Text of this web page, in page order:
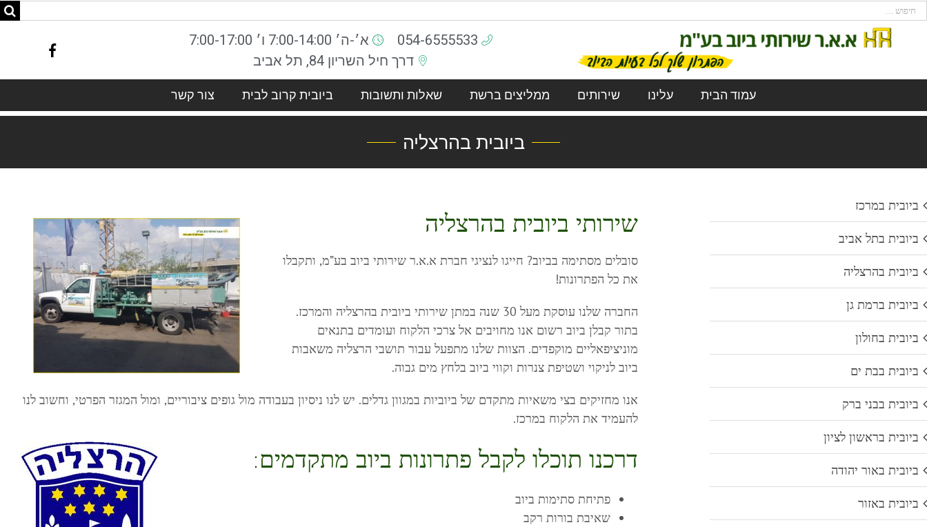
054-6555533
א׳-ה׳ 7:00-14:00 ו׳ 7:00-17:00
דרך חיל השריון 84, תל אביב
עמוד הבית עלינו שירותים ממליצים ברשת שאלות ותשובות ביובית קרוב לבית צור קשר
ביובית בהרצליה
שירותי ביובית בהרצליה
סובלים מסתימה בביוב? חייגו לנציגי חברת א.א.ר שירותי ביוב בע”מ, ותקבלו
את כל הפתרונות!
החברה שלנו עוסקת מעל 30 שנה במתן שירותי ביובית בהרצליה והמרכז.
בתור קבלן ביוב רשום אנו מחויבים אל צרכי הלקוח ועומדים בתנאים
מוניציפאליים מוקפדים. הצוות שלנו מתפעל עבור תושבי הרצליה משאבות
ביוב לניקוי ושטיפת צנרות וקווי ביוב בלחץ מים גבוה.
אנו מחזיקים בצי משאיות מתקדם של ביוביות במגוון גדלים. יש לנו ניסיון בעבודה מול גופים ציבוריים, ומול המגזר הפרטי, וחשוב לנו
להעמיד את הלקוח במרכז.
דרכנו תוכלו לקבל פתרונות ביוב מתקדמים:
פתיחת סתימות ביוב
שאיבת בורות רקב
ביובית במרכז
ביובית בתל אביב
ביובית בהרצליה
ביובית ברמת גן
ביובית בחולון
ביובית בבת ים
ביובית בבני ברק
ביובית בראשון לציון
ביובית באור יהודה
ביובית באזור